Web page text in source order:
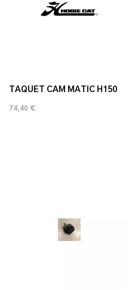
TAQUET CAM MATIC H150
74,40 €